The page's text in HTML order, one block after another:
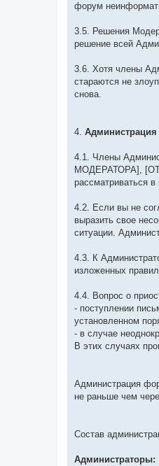
форум
3.5. Решения
решение всей
3.6. Хотя члены
стараются не
снова.
4.
4.1. Члены
МОДЕРАТОРА], [ОТ
рассматриваться
4.2. Если вы не
выразить свое
ситуации.
4.3. К
изложенных
4.4. Вопрос о
- поступлении
установленном
- в случае
В этих случаях
Администрация
не раньше чем
Состав
Администраторы: